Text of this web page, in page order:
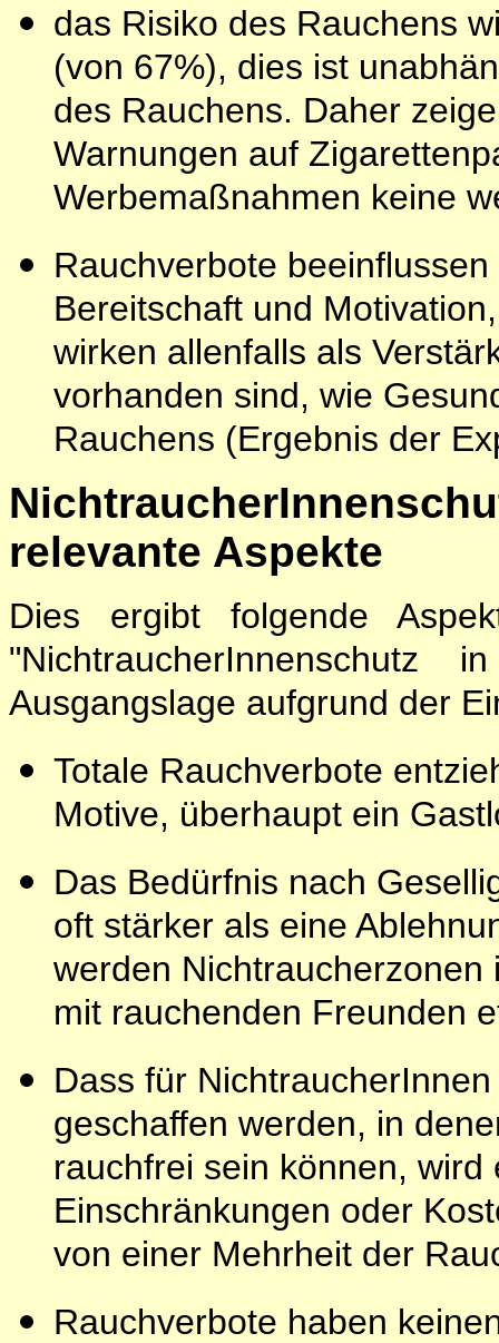
das Risiko des Rauchens
(von 67%), dies ist
des Rauchens. Daher
Warnungen auf
Werbemaßnahmen keine
Rauchverbote
Bereitschaft und
wirken allenfalls als
vorhanden sind, wie
Rauchens (Ergebnis der
relevante Aspekte
Dies ergibt folgende
Ausgangslage aufgrund der
Totale Rauchverbote
Motive, überhaupt ein
Das Bedürfnis nach
oft stärker als eine
werden
mit rauchenden Freunden
Dass für
geschaffen werden, in
rauchfrei sein können,
Einschränkungen oder
von einer Mehrheit der
Rauchverbote haben